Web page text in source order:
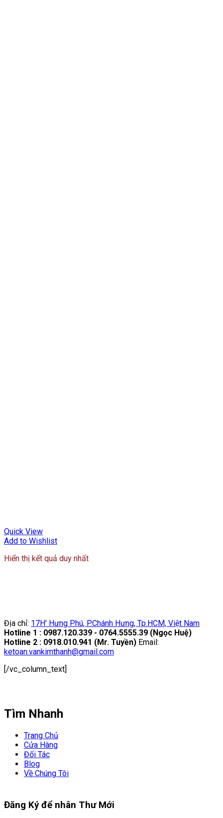
Quick View
Add to Wishlist
Hiển thị kết quả duy nhất
Địa chỉ: 17H' Hưng Phú, P.Chánh Hưng, Tp.HCM, Việt Nam
Hotline 1 : 0987.120.339 - 0764.5555.39 (Ngọc Huệ)
Hotline 2 : 0918.010.941 (Mr. Tuyền) Email:
ketoan.vankimthanh@gmail.com
[/vc_column_text]
Tìm Nhanh
Trang Chủ
Cửa Hàng
Đối Tác
Blog
Về Chúng Tôi
Đăng Ký để nhân Thư Mới